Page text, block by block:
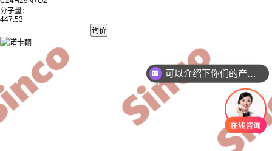
分子量：
447.53
你们是怎么收费的呢